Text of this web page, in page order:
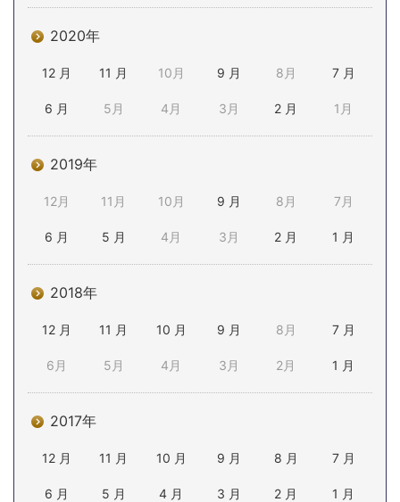
2020年
12 月 11 月 10月 9 月 8月 7 月
6 月 5月 4月 3月 2 月 1月
2019年
12月 11月 10月 9 月 8月 7月
6 月 5 月 4月 3月 2 月 1 月
2018年
12 月 11 月 10 月 9 月 8月 7 月
6月 5月 4月 3月 2月 1 月
2017年
12 月 11 月 10 月 9 月 8 月 7 月
6 月 5 月 4 月 3 月 2 月 1 月